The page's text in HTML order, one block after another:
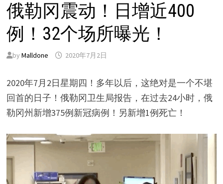
俄勒冈震动！日增近400
例！32个场所曝光！
by Malldone 2020年7月2日
2020年7月2日星期四！多年以后，这绝对是一个不堪
回首的日子！俄勒冈卫生局报告，在过去24小时，俄
勒冈州新增375例新冠病例！另新增1例死亡！